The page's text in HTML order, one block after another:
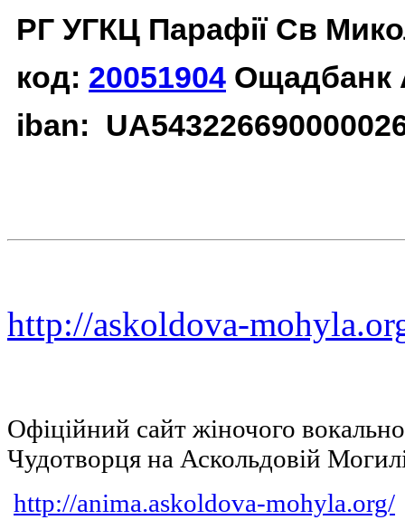
РГ УГКЦ Парафії Св
код: 20051904 Ощадбанк
iban:
http://askoldova-
Офіційний сайт жіночого
Чудотворця на Аскольдовій
http://anima.askoldova-mohyla.org/